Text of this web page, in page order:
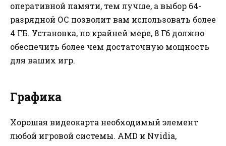
оперативной памяти, тем лучше, а выбор 64-
разрядной ОС позволит вам использовать более
4 ГБ. Установка, по крайней мере, 8 Гб должно
обеспечить более чем достаточную мощность
для ваших игр.
Графика
Хорошая видеокарта необходимый элемент
любой игровой системы. AMD и Nvidia,